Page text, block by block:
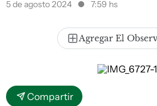
5 de agosto 2024 7:59 hs
Agregar El
Compartir